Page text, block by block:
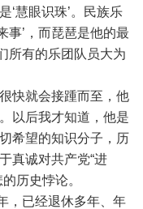
‘慧眼识珠’。民族乐
事’，而琵琶是他的最
所有的乐团队员大为
快就会接踵而至，他
以后我才知道，他是
希望的知识分子，历
真诚对共产党“进
历史悖论。
已经退休多年、年